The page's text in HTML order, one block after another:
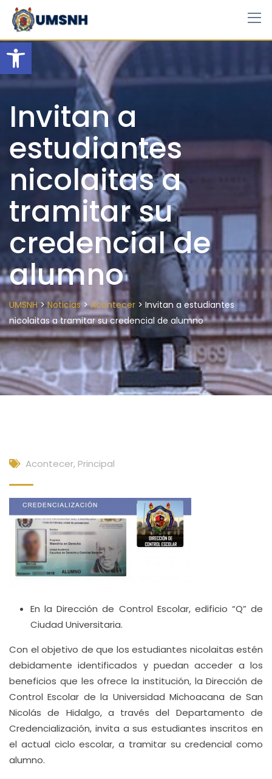
Open toolbar
Skip
content
Invitan a
estudiantes
nicolaitas a
tramitar su
credencial de
alumno
UMSNH>Noticias>Acontecer > Invitan a estudiantes
nicolaitas a tramitar su credencial de alumno
Acontecer, Principal
En la Dirección de Control Escolar, edificio “Q” de
Ciudad Universitaria.
Con el objetivo de que los estudiantes nicolaitas estén
debidamente identificados y puedan acceder a los
beneficios que les ofrece la institución, la Dirección de
Control Escolar de la Universidad Michoacana de San
Nicolás de Hidalgo, a través del Departamento de
Credencialización, invita a sus estudiantes inscritos en
el actual ciclo escolar, a tramitar su credencial como
alumno.